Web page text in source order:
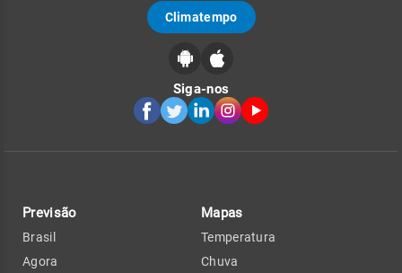
Climatempo
Siga-nos
Previsão
Brasil
Agora
Mapas
Temperatura
Chuva